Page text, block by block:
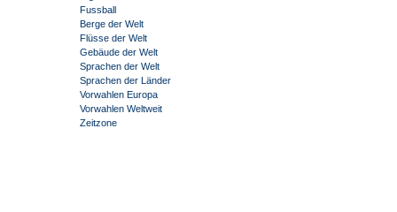
Fussball
Berge der Welt
Flüsse der Welt
Gebäude der Welt
Sprachen der Welt
Sprachen der Länder
Vorwahlen Europa
Vorwahlen Weltweit
Zeitzone